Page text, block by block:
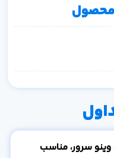
سرور، مناسب